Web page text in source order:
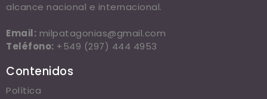
alcance nacional e internacional.
Email: milpatagonias@gmail.com
Teléfono: +549 (297) 444 4953
Contenidos
Política